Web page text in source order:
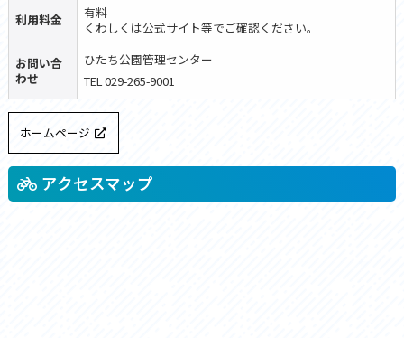
利用料金
有料
くわしくは公式サイト等でご確認ください。
お問い合
わせ
ひたち公園管理センター
TEL 029-265-9001
ホームページ
アクセスマップ